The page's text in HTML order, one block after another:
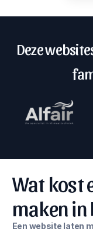
Deze
Wat kost
maken in
Een website laten